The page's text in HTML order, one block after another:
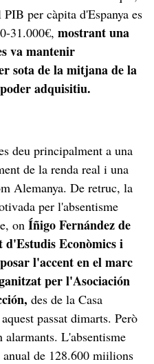
per càpita d'Espanya es
31.000€, mostrant una
va mantenir
sota de la mitjana de la
adquisitiu.
deu principalment a una
de la renda real i una
Alemanya. De retruc, la
per l'absentisme
on Íñigo Fernández de
Econòmics i
l'accent en el marc
per l'Asociación
des de la Casa
passat dimarts. Però
alarmants. L'absentisme
anual de 128.600 miilions